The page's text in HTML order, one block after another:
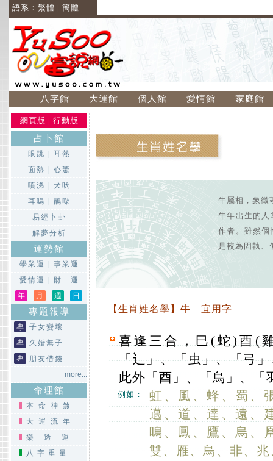
語系： 繁體 | 簡體
八字館 大運館 個人館 愛情館 家庭館
網頁版 | 行動版
占卜館
眼跳
耳熱
面熱
心驚
噴涕
犬吠
耳嗚
鵲噪
易經卜卦
解夢分析
運勢館
學業運
事業運
愛情運
財 運
年
月 週 日
專題報導
專
子女變壞
專
久婚無子
專
朋友借錢
more...
命理館
本命神煞
大運流年
樂透運
八字重量
牛屬相，象徵
牛年出生的人
作者。雖然個
是較為固執、
【生肖姓名學】牛 宜用字
喜逢三合，巳(蛇)酉(
「辶」、「虫」、「弓
此外「酉」、「鳥」、「
例如：
虹、風、蜂、蜀、
邁、道、達、遠、
嗚、鳳、鷹、烏、
雙、雁、鳥、非、